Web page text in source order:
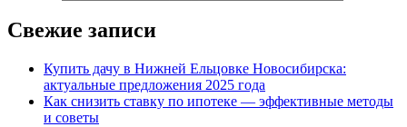
Свежие записи
Купить дачу в Нижней Ельцовке Новосибирска:
актуальные предложения 2025 года
Как снизить ставку по ипотеке — эффективные методы
и советы